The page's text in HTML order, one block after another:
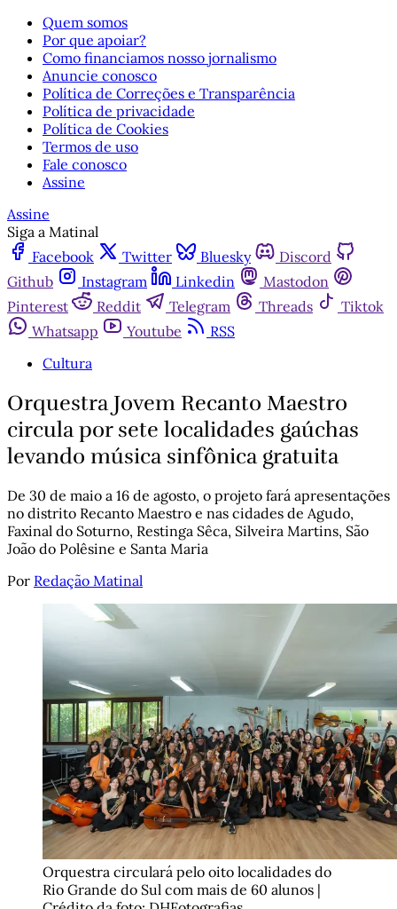
Quem somos
Por que apoiar?
Como financiamos nosso jornalismo
Anuncie conosco
Política de Correções e Transparência
Política de privacidade
Política de Cookies
Termos de uso
Fale conosco
Assine
Assine
Siga a Matinal
Facebook
Twitter Bluesky
Discord
Github
Instagram Linkedin
Mastodon
Pinterest
Reddit Telegram Threads
Tiktok
Whatsapp
Youtube
RSS
Cultura
Orquestra Jovem Recanto Maestro
circula por sete localidades gaúchas
levando música sinfônica gratuita
De 30 de maio a 16 de agosto, o projeto fará apresentações
no distrito Recanto Maestro e nas cidades de Agudo,
Faxinal do Soturno, Restinga Sêca, Silveira Martins, São
João do Polêsine e Santa Maria
Por Redação Matinal
Orquestra circulará pelo oito localidades do
Rio Grande do Sul com mais de 60 alunos |